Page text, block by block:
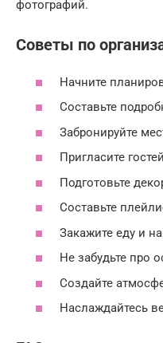
фотографий.
Советы по
Начните
Составьте
Забронируйте
Пригласите
Подготовьте
Составьте
Закажите еду и
Не забудьте про
Создайте
Наслаждайтесь